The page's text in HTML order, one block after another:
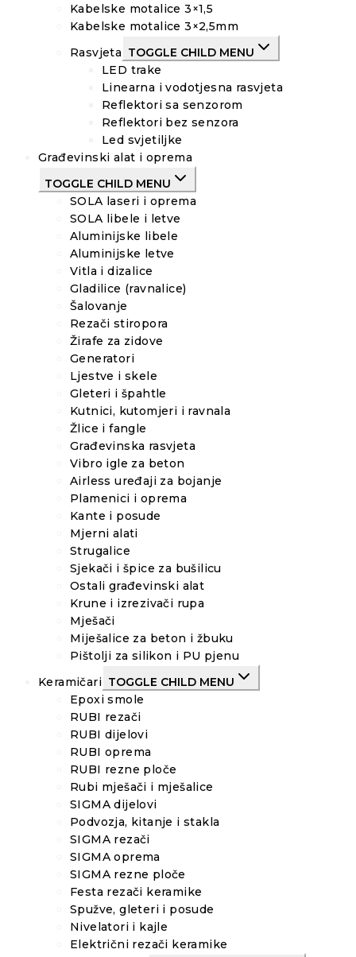
Kabelske motalice 3×1,5
Kabelske motalice 3×2,5mm
Rasvjeta TOGGLE CHILD MENU
LED trake
Linearna i vodotjesna rasvjeta
Reflektori sa senzorom
Reflektori bez senzora
Led svjetiljke
Građevinski alat i oprema
TOGGLE CHILD MENU
SOLA laseri i oprema
SOLA libele i letve
Aluminijske libele
Aluminijske letve
Vitla i dizalice
Gladilice (ravnalice)
Šalovanje
Rezači stiropora
Žirafe za zidove
Generatori
Ljestve i skele
Gleteri i špahtle
Kutnici, kutomjeri i ravnala
Žlice i fangle
Građevinska rasvjeta
Vibro igle za beton
Airless uređaji za bojanje
Plamenici i oprema
Kante i posude
Mjerni alati
Strugalice
Sjekači i špice za bušilicu
Ostali građevinski alat
Krune i izrezivači rupa
Mješači
Miješalice za beton i žbuku
Pištolji za silikon i PU pjenu
Keramičari TOGGLE CHILD MENU
Epoxi smole
RUBI rezači
RUBI dijelovi
RUBI oprema
RUBI rezne ploče
Rubi mješači i mješalice
SIGMA dijelovi
Podvozja, kitanje i stakla
SIGMA rezači
SIGMA oprema
SIGMA rezne ploče
Festa rezači keramike
Spužve, gleteri i posude
Nivelatori i kajle
Električni rezači keramike